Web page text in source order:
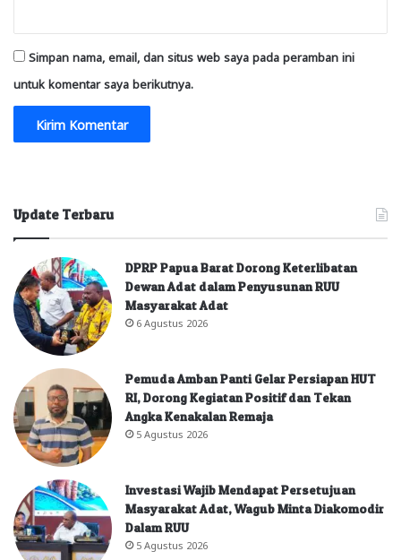
Simpan nama, email, dan situs web saya pada peramban ini
untuk komentar saya berikutnya.
Update Terbaru
DPRP Papua Barat Dorong Keterlibatan
Dewan Adat dalam Penyusunan RUU
Masyarakat Adat
6 Agustus 2026
Pemuda Amban Panti Gelar Persiapan HUT
RI, Dorong Kegiatan Positif dan Tekan
Angka Kenakalan Remaja
5 Agustus 2026
Investasi Wajib Mendapat Persetujuan
Masyarakat Adat, Wagub Minta Diakomodir
Dalam RUU
5 Agustus 2026